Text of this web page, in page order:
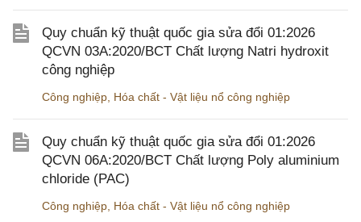
Quy chuẩn kỹ thuật quốc gia sửa đổi 01:2026
QCVN 03A:2020/BCT Chất lượng Natri hydroxit
công nghiệp
Công nghiệp Hóa chất - Vật liệu nổ công nghiệp
Quy chuẩn kỹ thuật quốc gia sửa đổi 01:2026
QCVN 06A:2020/BCT Chất lượng Poly aluminium
chloride (PAC)
Công nghiệp Hóa chất - Vật liệu nổ công nghiệp